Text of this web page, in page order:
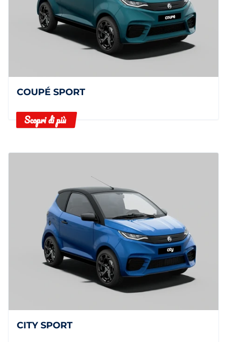
COUPÉ SPORT
Scopri di più
CITY SPORT